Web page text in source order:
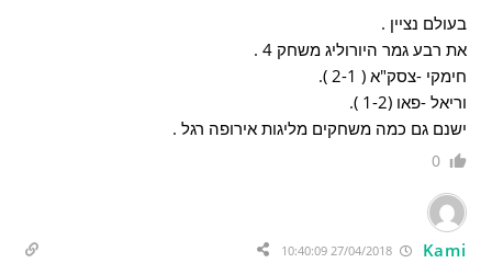
בעולם נציין .
את רבע גמר היורוליג משחק 4 .
חימקי -צסק"א ( 2-1 ).
וריאל -פאו (1-2 ).
ישנם גם כמה משחקים מליגות אירופה רגל .
0
Kami
27/04/2018 10:40:09